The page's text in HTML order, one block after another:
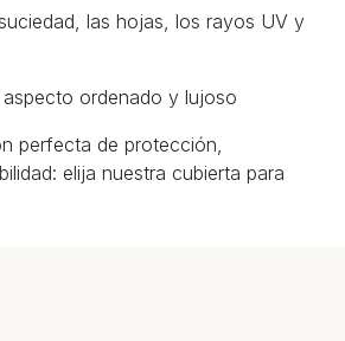
las hojas, los rayos UV y
ordenado y lujoso
perfecta de protección,
elija nuestra cubierta para